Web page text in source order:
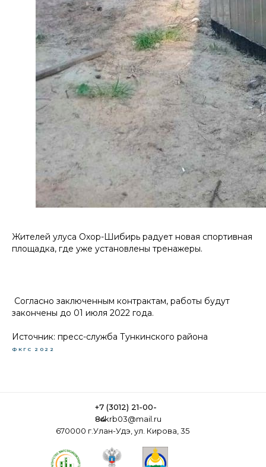
Жителей улуса Охор-Шибирь радует новая спортивная
площадка, где уже установлены тренажеры.
Согласно заключенным контрактам, работы будут
закончены до 01 июля 2022 года.
Источник: пресс-служба Тункинского района
ФКГС 2022
+7 (3012) 21-00-
84ckrb03@mail.ru
670000 г.Улан-Удэ, ул. Кирова, 35